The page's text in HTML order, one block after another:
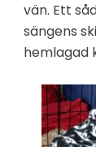
vän. Ett
sängens
hemlagad